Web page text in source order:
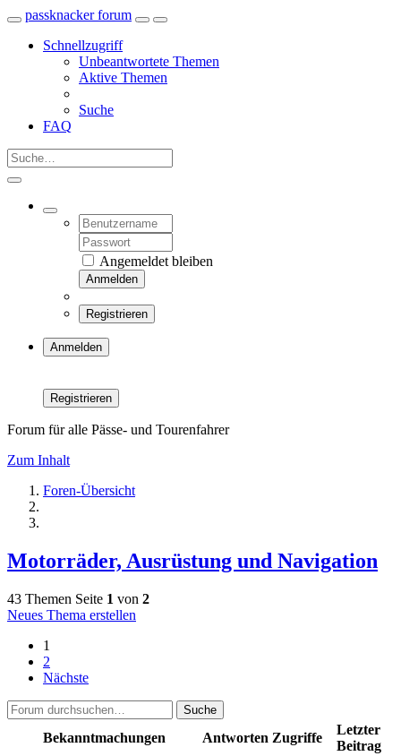
passknacker forum
Schnellzugriff
Unbeantwortete Themen
Aktive Themen
Suche
FAQ
Angemeldet bleiben
Anmelden
Registrieren
Anmelden
Registrieren
Forum für alle Pässe- und Tourenfahrer
Zum Inhalt
Foren-Übersicht
Motorräder, Ausrüstung und Navigation
43 Themen Seite 1 von 2
Neues Thema erstellen
1
2
Nächste
Suche
Bekanntmachungen Antworten Zugriffe
Letzter
Beitrag